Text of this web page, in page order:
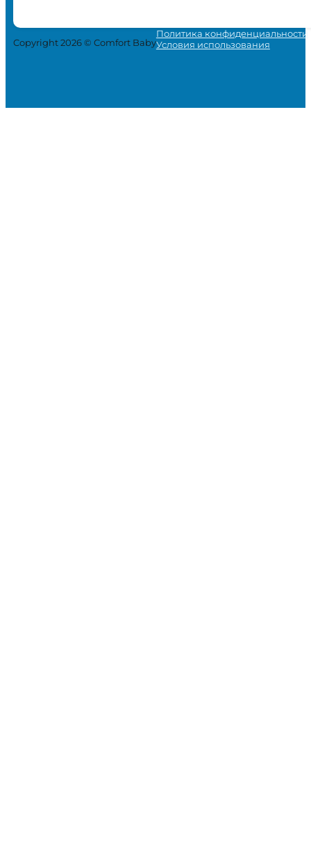
Copyright 2026 © Comfort Baby
Политика конфиденциальности
Условия использования